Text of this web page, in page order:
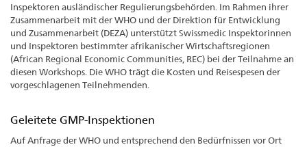
Inspektoren ausländischer Regulierungsbehörden. Im Rahmen ihrer
Zusammenarbeit mit der WHO und der Direktion für Entwicklung
und Zusammenarbeit (DEZA) unterstützt Swissmedic Inspektorinnen
und Inspektoren bestimmter afrikanischer Wirtschaftsregionen
(African Regional Economic Communities, REC) bei der Teilnahme an
diesen Workshops. Die WHO trägt die Kosten und Reisespesen der
vorgeschlagenen Teilnehmenden.
Geleitete GMP-Inspektionen
Auf Anfrage der WHO und entsprechend den Bedürfnissen vor Ort